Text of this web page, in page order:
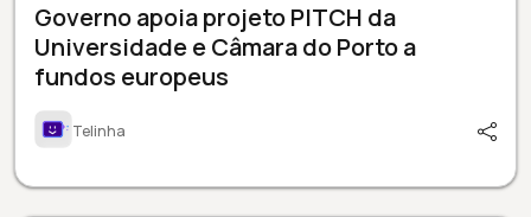
Governo apoia projeto PITCH da
Universidade e Câmara do Porto a
fundos europeus
Telinha